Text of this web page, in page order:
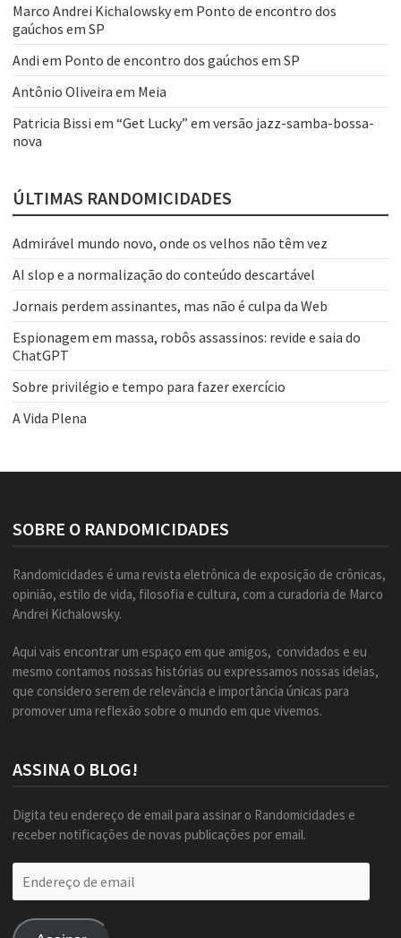
Marco Andrei Kichalowskyem Ponto de encontro dos
gaúchos em SP
Andi em Ponto de encontro dos gaúchos em SP
Antônio Oliveira em Meia
Patricia Bissi em “Get Lucky” em versão jazz-samba-bossa-
nova
ÚLTIMAS RANDOMICIDADES
Admirável mundo novo, onde os velhos não têm vez
AI slop e a normalização do conteúdo descartável
Jornais perdem assinantes, mas não é culpa da Web
Espionagem em massa, robôs assassinos: revide e saia do
ChatGPT
Sobre privilégio e tempo para fazer exercício
A Vida Plena
SOBRE O RANDOMICIDADES
Randomicidades é uma revista eletrônica de exposição de crônicas,
opinião, estilo de vida, filosofia e cultura, com a curadoria de Marco
Andrei Kichalowsky.
Aqui vais encontrar um espaço em que amigos, convidados e eu
mesmo contamos nossas histórias ou expressamos nossas ideias,
que considero serem de relevância e importância únicas para
promover uma reflexão sobre o mundo em que vivemos.
ASSINA O BLOG!
Digita teu endereço de email para assinar o Randomicidades e
receber notificações de novas publicações por email.
de